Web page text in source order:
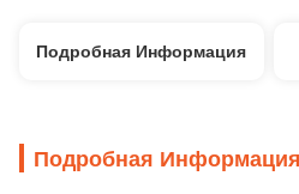
Подробная Информация
Подробная Информация